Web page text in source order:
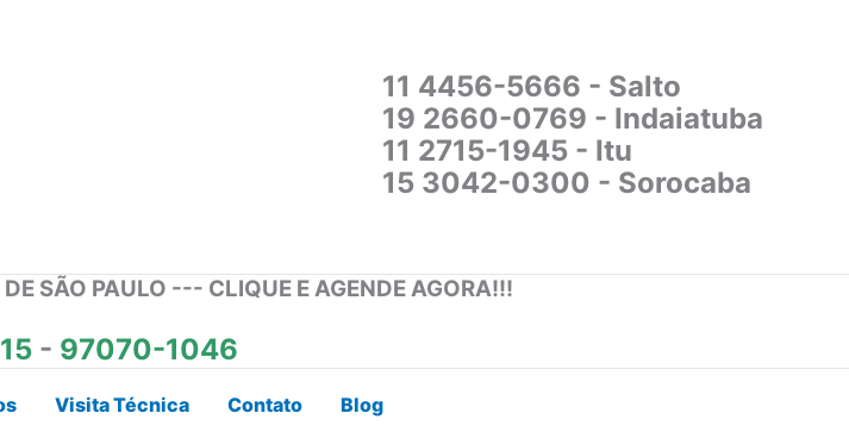
11 4456-5666 - Salto
19 2660-0769 - Indaiatuba
11 2715-1945 - Itu
15 3042-0300 - Sorocaba
SÃO PAULO --- CLIQUE E AGENDE AGORA!!!
- 97070-1046
Visita Técnica Contato Blog